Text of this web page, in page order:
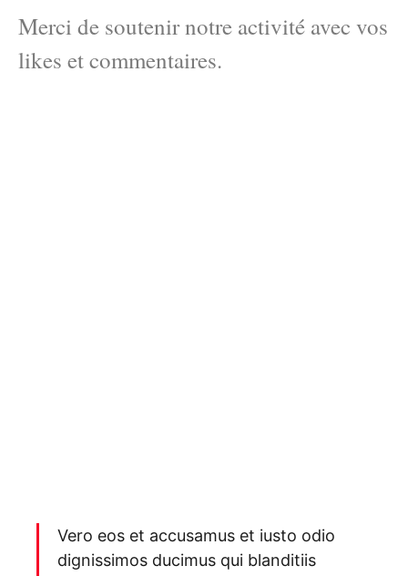
Merci de soutenir notre activité avec vos
likes et commentaires.
Vero eos et accusamus et iusto odio
dignissimos ducimus qui blanditiis